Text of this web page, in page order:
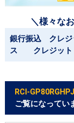
＼様々な
銀行振込 クレ
ス クレジット
RCI-
ご覧になってい